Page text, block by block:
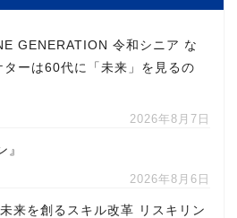
GENERATION 令和シニア な
ーは60代に「未来」を見るの
2026年8月7日
』
2026年8月6日
来を創るスキル改革 リスキリン